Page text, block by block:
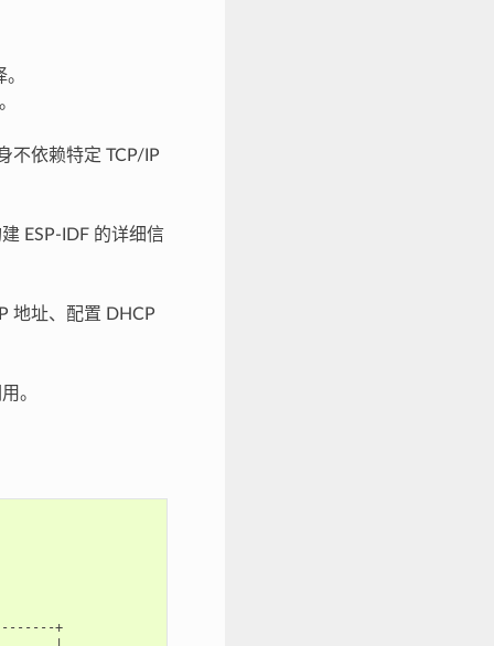
不依赖特定 TCP/IP
ESP-IDF 的详细信
地址、配置 DHCP
。
+